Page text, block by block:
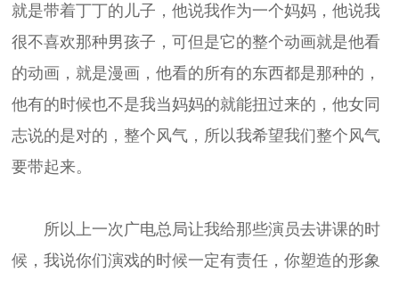
就是带着丁丁的儿子，他说我作为一个妈妈，他说我
很不喜欢那种男孩子，可但是它的整个动画就是他看
的动画，就是漫画，他看的所有的东西都是那种的，
他有的时候也不是我当妈妈的就能扭过来的，他女同
志说的是对的，整个风气，所以我希望我们整个风气
要带起来。
所以上一次广电总局让我给那些演员去讲课的时
候，我说你们演戏的时候一定有责任，你塑造的形象